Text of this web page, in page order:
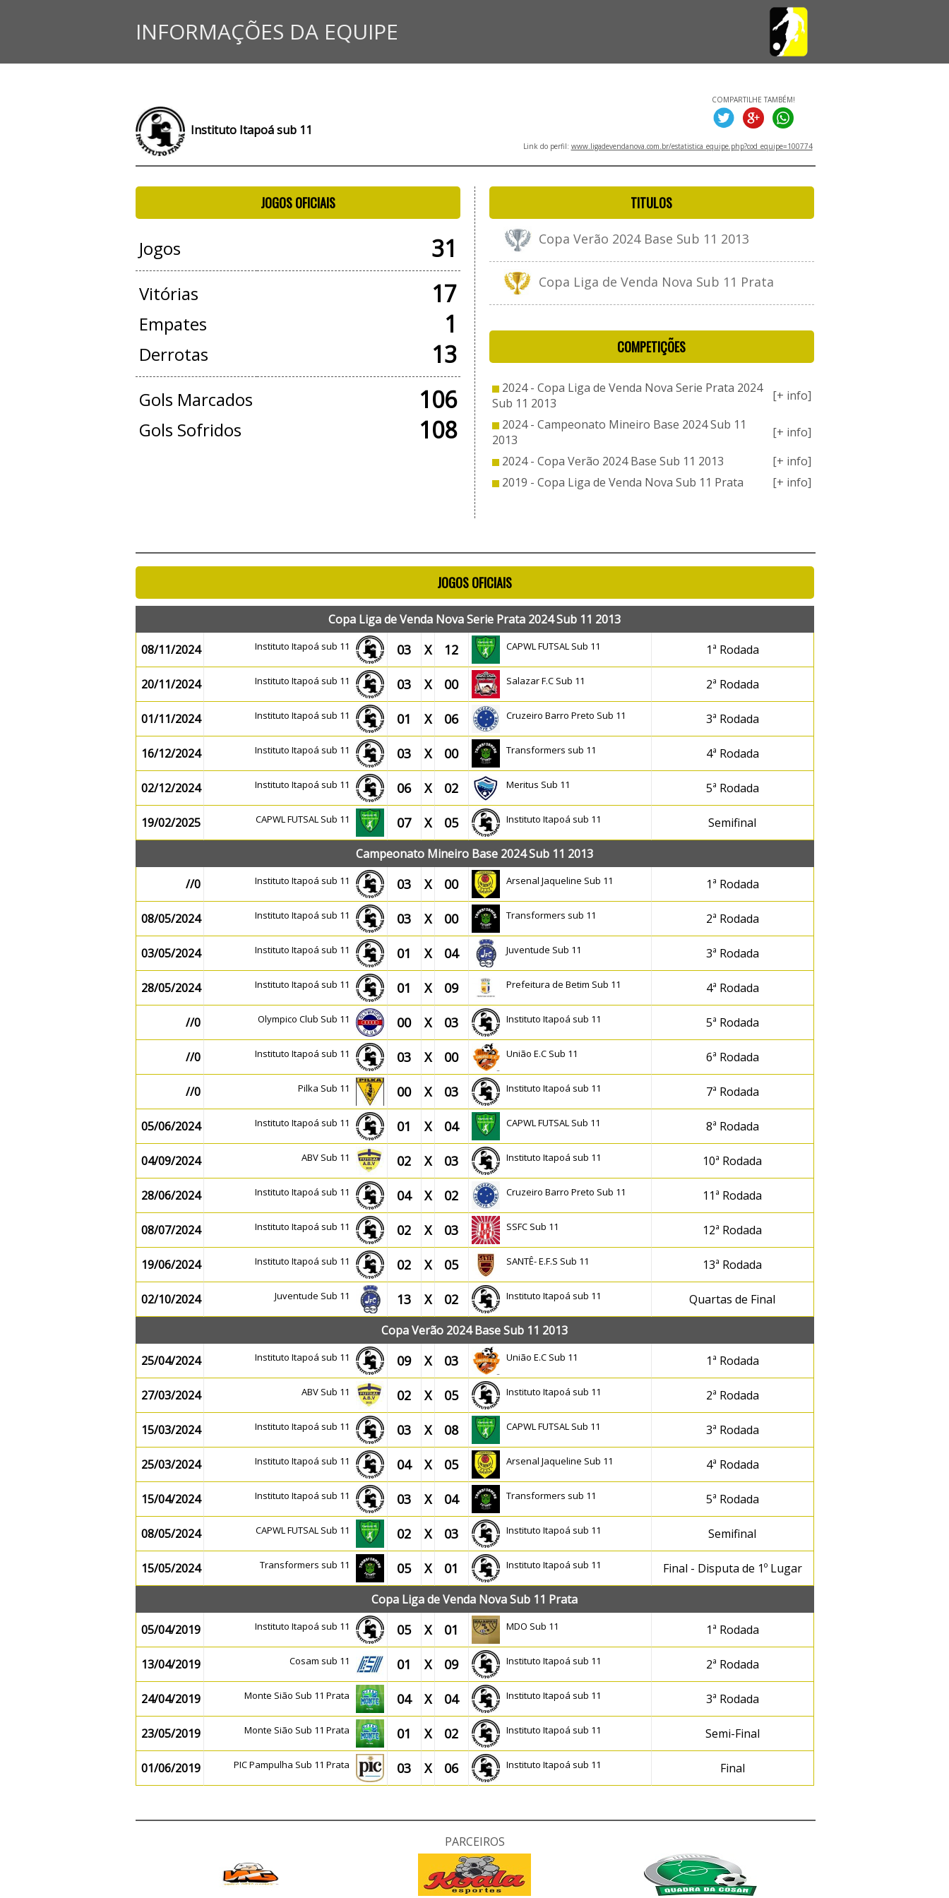
INFORMAÇÕES DA EQUIPE
Instituto Itapoá sub 11
COMPARTILHE TAMBÉM!
Link do perfil: www.ligadevendanova.com.br/estatistica_equipe.php?cod_equipe=100774
JOGOS OFICIAIS
Jogos 31
Vitórias 17
Empates 1
Derrotas 13
Gols Marcados 106
Gols Sofridos 108
TITULOS
Copa Verão 2024 Base Sub 11 2013
Copa Liga de Venda Nova Sub 11 Prata
COMPETIÇÕES
2024 - Copa Liga de Venda Nova Serie Prata 2024
Sub 11 2013
[+ info]
2024 - Campeonato Mineiro Base 2024 Sub 11
2013
[+ info]
2024 - Copa Verão 2024 Base Sub 11 2013
[+ info]
2019 - Copa Liga de Venda Nova Sub 11 Prata
[+ info]
JOGOS OFICIAIS
Copa Liga de Venda Nova Serie Prata 2024 Sub 11 2013
08/11/2024
Instituto Itapoá sub 11 03 X 12 CAPWL FUTSAL Sub 11 1ª Rodada
20/11/2024 Instituto Itapoá sub 11 03 X 00 Salazar F.C Sub 11 2ª Rodada
01/11/2024 Instituto Itapoá sub 11 01 X 06 Cruzeiro Barro Preto Sub 11 3ª Rodada
16/12/2024 Instituto Itapoá sub 11 03 X 00 Transformers sub 11 4ª Rodada
02/12/2024 Instituto Itapoá sub 11 06 X 02 Meritus Sub 11 5ª Rodada
19/02/2025 CAPWL FUTSAL Sub 11 07 X 05 Instituto Itapoá sub 11
Semifinal
Campeonato Mineiro Base 2024 Sub 11 2013
//0
Instituto Itapoá sub 11 03 X 00 Arsenal Jaqueline Sub 11 1ª Rodada
08/05/2024 Instituto Itapoá sub 11 03 X 00 Transformers sub 11 2ª Rodada
03/05/2024 Instituto Itapoá sub 11 01 X 04 Juventude Sub 11 3ª Rodada
28/05/2024 Instituto Itapoá sub 11 01 X 09 Prefeitura de Betim Sub 11 4ª Rodada
//0 Olympico Club Sub 11 00 X 03 Instituto Itapoá sub 11 5ª Rodada
//0 Instituto Itapoá sub 11 03 X 00 União E.C Sub 11 6ª Rodada
//0 Pilka Sub 11 00 X 03 Instituto Itapoá sub 11 7ª Rodada
05/06/2024 Instituto Itapoá sub 11 01 X 04 CAPWL FUTSAL Sub 11 8ª Rodada
04/09/2024 ABV Sub 11 02 X 03 Instituto Itapoá sub 11 10ª Rodada
28/06/2024 Instituto Itapoá sub 11 04 X 02 Cruzeiro Barro Preto Sub 11 11ª Rodada
08/07/2024 Instituto Itapoá sub 11 02 X 03 SSFC Sub 11 12ª Rodada
19/06/2024 Instituto Itapoá sub 11 02 X 05 SANTÊ- E.F.S Sub 11 13ª Rodada
02/10/2024 Juventude Sub 11 13 X 02 Instituto Itapoá sub 11
Quartas de Final
Copa Verão 2024 Base Sub 11 2013
25/04/2024
Instituto Itapoá sub 11 09 X 03 União E.C Sub 11 1ª Rodada
27/03/2024 ABV Sub 11 02 X 05 Instituto Itapoá sub 11 2ª Rodada
15/03/2024 Instituto Itapoá sub 11 03 X 08 CAPWL FUTSAL Sub 11 3ª Rodada
25/03/2024 Instituto Itapoá sub 11 04 X 05 Arsenal Jaqueline Sub 11 4ª Rodada
15/04/2024 Instituto Itapoá sub 11 03 X 04 Transformers sub 11 5ª Rodada
08/05/2024 CAPWL FUTSAL Sub 11 02 X 03 Instituto Itapoá sub 11 Semifinal
15/05/2024 Transformers sub 11 05 X 01 Instituto Itapoá sub 11
Final - Disputa de 1º Lugar
Copa Liga de Venda Nova Sub 11 Prata
05/04/2019
Instituto Itapoá sub 11 05 X 01 MDO Sub 11 1ª Rodada
13/04/2019 Cosam sub 11 01 X 09 Instituto Itapoá sub 11 2ª Rodada
24/04/2019 Monte Sião Sub 11 Prata 04 X 04 Instituto Itapoá sub 11 3ª Rodada
23/05/2019 Monte Sião Sub 11 Prata 01 X 02 Instituto Itapoá sub 11 Semi-Final
01/06/2019 PIC Pampulha Sub 11 Prata 03 X 06 Instituto Itapoá sub 11 Final
PARCEIROS